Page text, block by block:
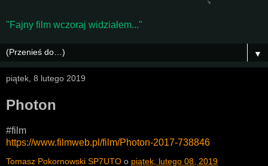
"Fajny film wczoraj widziałem..."
▼
piątek, 8 lutego 2019
Photon
#film
https://www.filmweb.pl/film/Photon-2017-738846
Tomasz Pokornowski SP7UTO o piątek, lutego 08, 2019